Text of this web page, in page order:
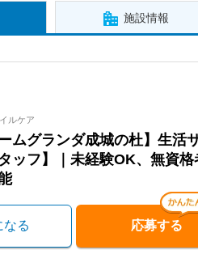
施設情報
ルケア
ムグランダ成城の杜】生活
ッフ】｜未経験OK、無資
なる 応募する